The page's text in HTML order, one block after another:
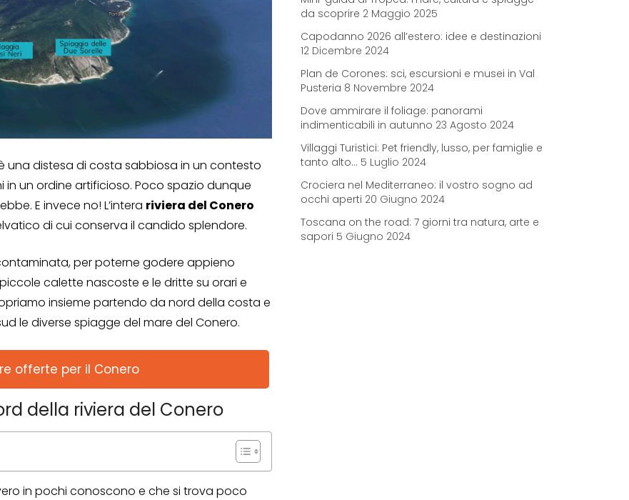
una distesa di costa sabbiosa in un contesto
un ordine artificioso. Poco spazio dunque
E invece no! L’intera riviera del Conero
di cui conserva il candido splendore.
per poterne godere appieno
calette nascoste e le dritte su orari e
insieme partendo da nord della costa e
le diverse spiagge del mare del Conero.
offerte per il Conero
della riviera del Conero
in pochi conoscono e che si trova poco
da scoprire 2 Maggio 2025
Capodanno 2026 all’estero: idee e destinazioni
12 Dicembre 2024
Plan de Corones: sci, escursioni e musei in Val
Pusteria 8 Novembre 2024
Dove ammirare il foliage: panorami
indimenticabili in autunno 23 Agosto 2024
Villaggi Turistici: Pet friendly, lusso, per famiglie e
tanto alto… 5 Luglio 2024
Crociera nel Mediterraneo: il vostro sogno ad
occhi aperti 20 Giugno 2024
Toscana on the road: 7 giorni tra natura, arte e
sapori 5 Giugno 2024